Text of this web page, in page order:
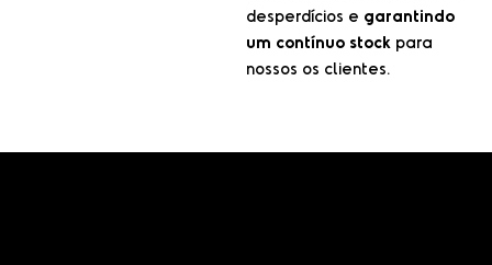
desperdícios e garantindo
um contínuo stock para
nossos os clientes.